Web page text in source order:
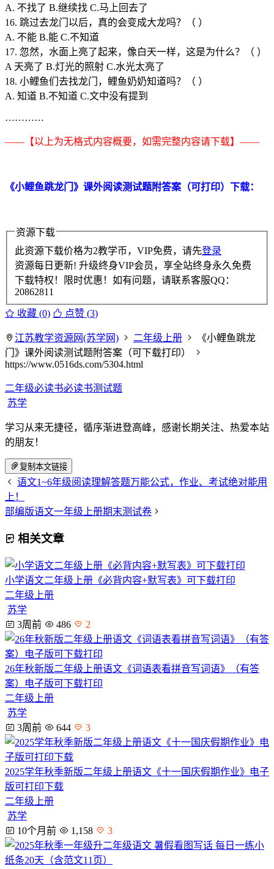
A. 不找了 B.继续找 C.马上回去了
16. 跳过去龙门以后，真的会变成大龙吗？（ ）
A. 不能 B.能 C.不知道
17. 忽然，水面上亮了起来，像白天一样，这是为什么？（ ）
A 天亮了 B.灯光的照射 C.水光太亮了
18. 小鲤鱼们去找龙门，鲤鱼奶奶知道吗？（ ）
A. 知道 B.不知道 C.文中没有提到
…………
——【以上为无格式内容概要，如需完整内容请下载】——
《小鲤鱼跳龙门》课外阅读测试题附答案（可打印）下载：
资源下载
此资源下载价格为2教学币，VIP免费，请先登录
资源每日更新! 升级终身VIP会员，享全站终身永久免费
下载特权！限时优惠！如有问题，请联系客服QQ：
20862811
收藏 (0) 点赞 (3)
江苏教学资源网(苏学网) 二年级上册
《小鲤鱼跳龙
门》课外阅读测试题附答案（可下载打印）
https://www.0516ds.com/5304.html
二年级必读书必读书测试题
苏学
学习从来无捷径，循序渐进登高峰，感谢长期关注、热爱本站
的朋友！
复制本文链接
语文1~6年级阅读理解答题万能公式，作业、考试绝对能用
上！
部编版语文一年级上册期末测试卷
相关文章
小学语文二年级上册《必背内容+默写表》可下载打印
二年级上册
苏学
3周前
486 2
26年秋新版二年级上册语文《词语表看拼音写词语》（有答
案）电子版可下载打印
二年级上册
苏学
3周前
644 3
2025学年秋季新版二年级上册语文《十一国庆假期作业》电子
版可打印下载
二年级上册
苏学
10个月前
1,158 3